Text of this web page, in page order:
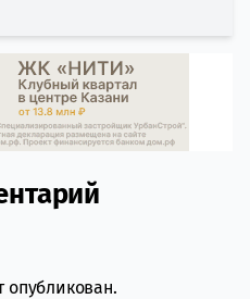
опубликован.